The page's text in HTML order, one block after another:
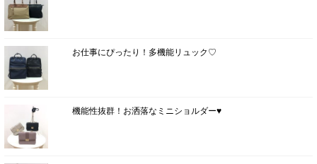
お仕事にぴったり！多機能リュック♡
機能性抜群！お洒落なミニショルダー♥